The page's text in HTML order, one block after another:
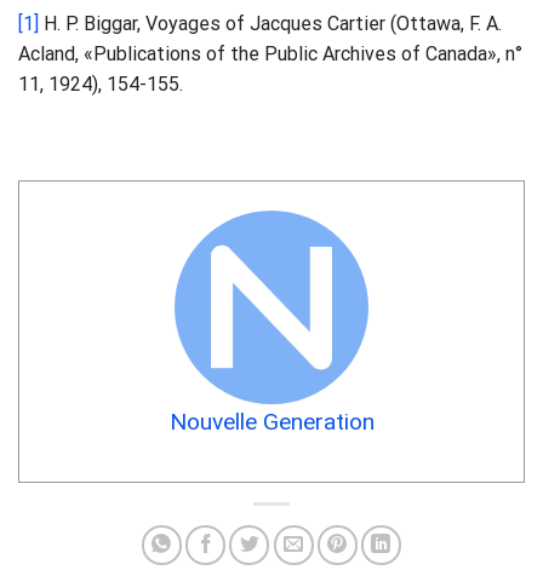
[1]
H. P. Biggar, Voyages of Jacques Cartier (Ottawa, F. A.
Acland, «Publications of the Public Archives of Canada», n°
11, 1924), 154-155.
Nouvelle Generation